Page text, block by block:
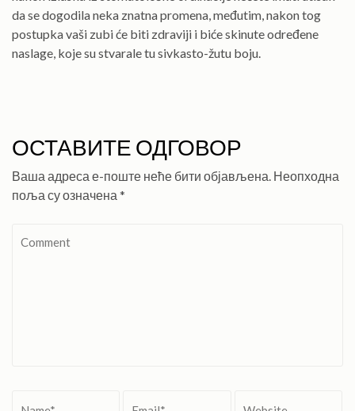
da se dogodila neka znatna promena, međutim, nakon tog
postupka vaši zubi će biti zdraviji i biće skinute određene
naslage, koje su stvarale tu sivkasto-žutu boju.
ОСТАВИТЕ ОДГОВОР
Ваша адреса е-поште неће бити објављена. Неопходна
поља су означена *